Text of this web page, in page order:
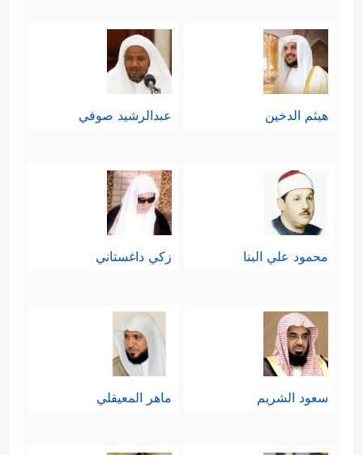
هيثم الدخين عبدالرشيد صوفي
محمود علي البنا زكي داغستاني
سعود الشريم ماهر المعيقلي